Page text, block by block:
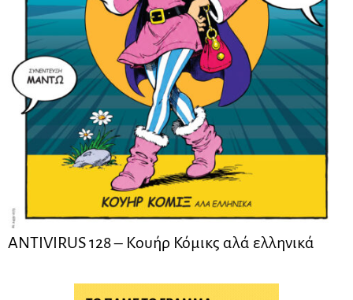
ANTIVIRUS 128 – Kουήρ Κόμικς αλά ελληνικά